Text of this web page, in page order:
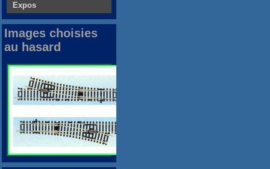
Expos
Images choisies
au hasard